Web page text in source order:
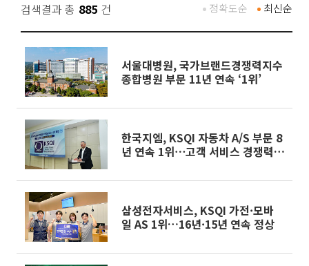
검색결과 총 885 건 최신순
정확도순
서울대병원, 국가브랜드경쟁력지수
종합병원 부문 11년 연속 ‘1위’
한국지엠, KSQI 자동차 A/S 부문 8
년 연속 1위⋯고객 서비스 경쟁력
삼성전자서비스, KSQI 가전·모바
일 AS 1위…16년·15년 연속 정상